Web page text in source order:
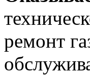
ремонт